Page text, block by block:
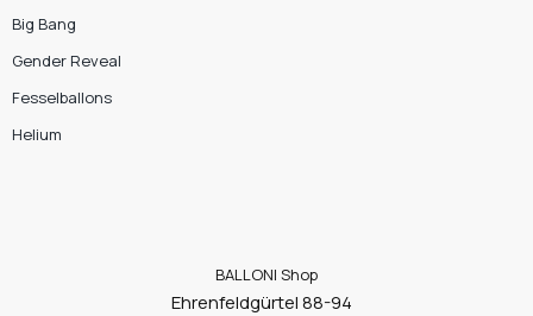
Big Bang
Gender Reveal
Fesselballons
Helium
BALLONI Shop
Ehrenfeldgürtel 88-94